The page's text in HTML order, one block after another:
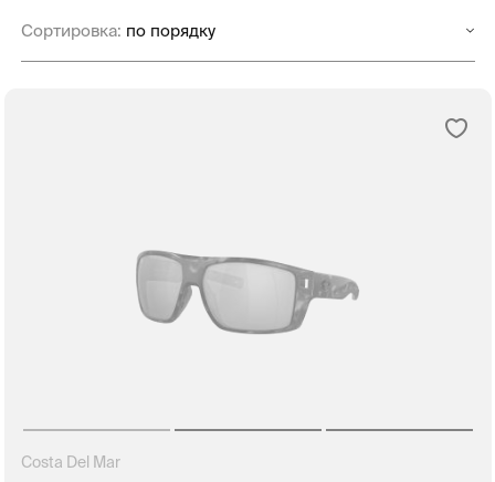
Сортировка:
Costa Del Mar